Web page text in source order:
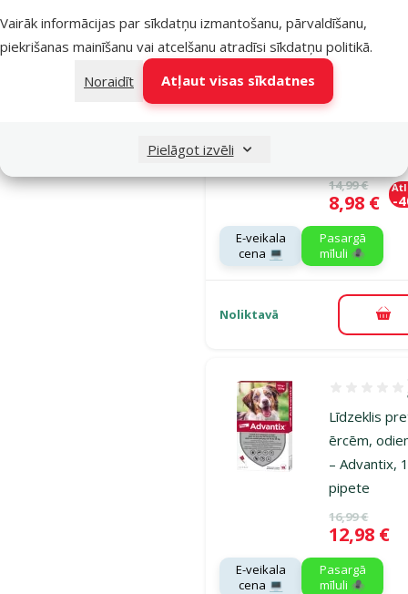
Vairāk informācijas par sīkdatņu izmantošanu, pārvaldīšanu,
piekrišanas mainīšanu vai atcelšanu atradīsi sīkdatņu politikā.
Noraidīt
Atļaut visas sīkdatnes
Pielāgot izvēli
Līdzeklis
odiem
Atsauksmes
Oriģinālā
14,99 €
Cena
8,98 € -
E-veikala
cena 💻
Pasargā
mīluli 🕷️
Noliktavā
Līdzeklis
ērcēm,
– Advantix,
pipete
Oriģinālā
16,99 €
Cena
12,98 €
E-veikala
cena 💻
Pasargā
mīluli 🕷️